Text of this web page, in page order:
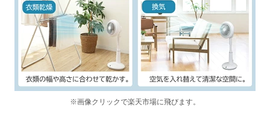
※画像クリックで楽天市場に飛びます。